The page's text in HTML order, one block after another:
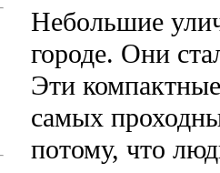
Небольшие
городе. Они
Эти
самых
потому, что